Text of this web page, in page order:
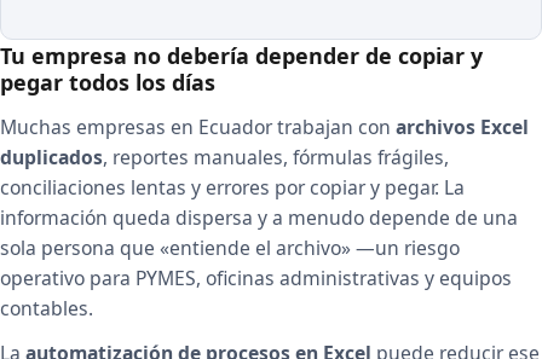
Tu empresa no debería depender de copiar y
pegar todos los días
Muchas empresas en Ecuador trabajan con archivos Excel
duplicados, reportes manuales, fórmulas frágiles,
conciliaciones lentas y errores por copiar y pegar. La
información queda dispersa y a menudo depende de una
sola persona que «entiende el archivo» —un riesgo
operativo para PYMES, oficinas administrativas y equipos
contables.
La automatización de procesos en Excel puede reducir ese